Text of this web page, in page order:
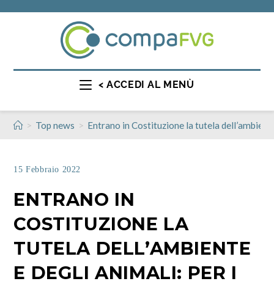
< ACCEDI AL MENÙ
> Top news > Entrano in Costituzione la tutela
15 Febbraio 2022
ENTRANO IN
COSTITUZIONE LA
TUTELA DELL’AMBIENTE
E DEGLI ANIMALI: PER I